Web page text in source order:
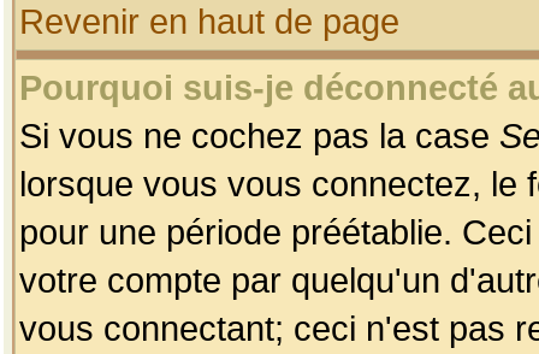
Revenir en haut de page
Pourquoi suis-je déconnecté
Si vous ne cochez pas la case
lorsque vous vous connectez, le
pour une période préétablie.
votre compte par quelqu'un
vous connectant; ceci n'est pas